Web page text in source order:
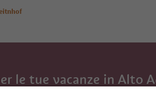
le tue vacanze in Alto